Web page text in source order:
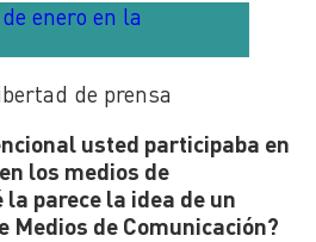
enero en la
de prensa
usted participaba en
los medios de
la parece la idea de un
Medios de Comunicación?